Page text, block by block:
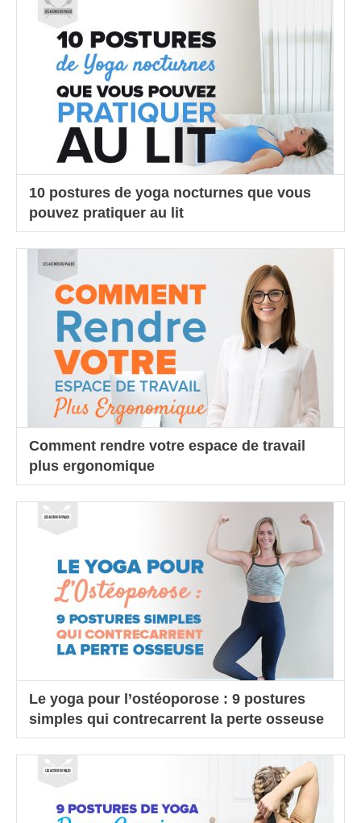
10 postures de yoga nocturnes que vous
pouvez pratiquer au lit
Comment rendre votre espace de travail
plus ergonomique
Le yoga pour l’ostéoporose : 9 postures
simples qui contrecarrent la perte osseuse